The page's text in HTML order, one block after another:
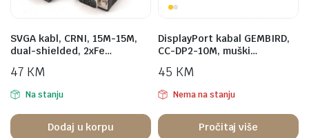
SVGA kabl, CRNI, 15M-15M,
dual-shielded, 2xFe…
47 KM
Na stanju
Dodaj u korpu
DisplayPort kabal GEMBIRD,
CC-DP2-10M, muški…
45 KM
Nema na stanju
Pročitaj više